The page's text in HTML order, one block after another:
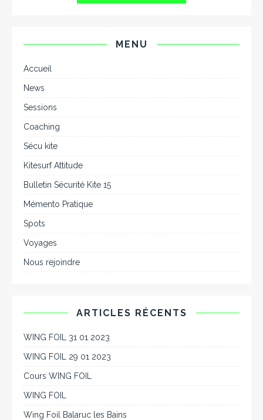
MENU
Accueil
News
Sessions
Coaching
Sécu kite
Kitesurf Attitude
Bulletin Sécurité Kite 15
Mémento Pratique
Spots
Voyages
Nous rejoindre
ARTICLES RÉCENTS
WING FOIL 31 01 2023
WING FOIL 29 01 2023
Cours WING FOIL
WING FOIL
Wing Foil Balaruc les Bains